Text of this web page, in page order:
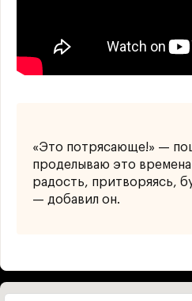
«Это потрясающе!» —
проделываю это
радость, притворяясь,
— добавил он.